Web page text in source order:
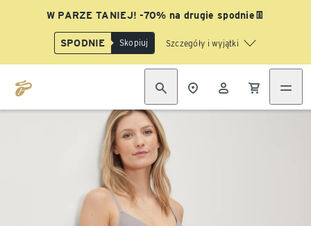
W PARZE TANIEJ! -70% na drugie spodnie👖
SPODNIE Skopiuj Szczegóły i wyjątki